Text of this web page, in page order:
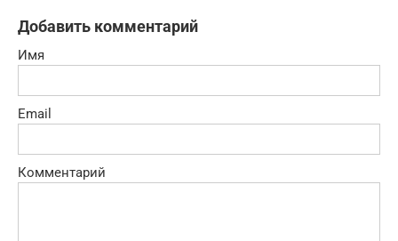
Добавить комментарий
Имя
Email
Комментарий